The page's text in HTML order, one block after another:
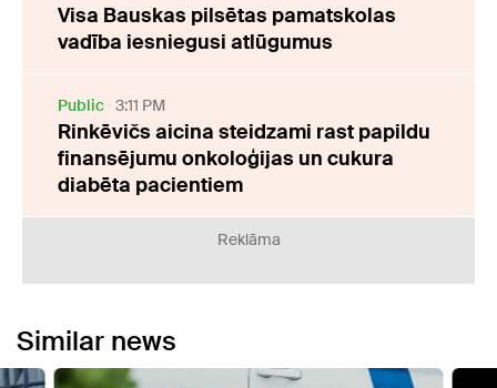
Visa Bauskas pilsētas pamatskolas
vadība iesniegusi atlūgumus
Public 3:11 PM
Rinkēvičs aicina steidzami rast papildu
finansējumu onkoloģijas un cukura
diabēta pacientiem
Reklāma
Similar news